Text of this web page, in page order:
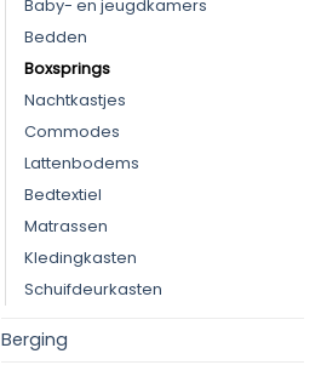
Baby- en jeugdkamers
Bedden
Boxsprings
Nachtkastjes
Commodes
Lattenbodems
Bedtextiel
Matrassen
Kledingkasten
Schuifdeurkasten
Berging